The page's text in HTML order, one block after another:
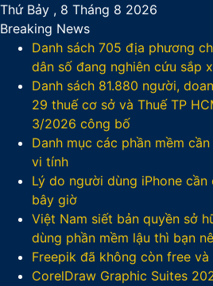
Thứ Bảy , 8 Tháng 8 2026
Breaking News
Danh sách 705 địa phương
dân số đang nghiên cứu sắp
Danh sách 81.880‬ người,
29 thuế cơ sở và Thuế TP
3/2026 công bố
Danh mục các phần mềm
vi tính
Lý do người dùng iPhone
bây giờ
Việt Nam siết bản quyền sở
dùng phần mềm lậu thì bạn
Freepik đã không còn free
CorelDraw Graphic Suites